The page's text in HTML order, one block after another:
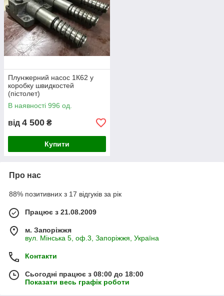
Плунжерний насос 1К62 у
коробку швидкостей
(пістолет)
В наявності 996 од.
від 4 500 ₴
Купити
Про нас
88% позитивних з 17 відгуків за рік
Працює з 21.08.2009
м. Запоріжжя
вул. Мінська 5, оф.3, Запоріжжя, Україна
Контакти
Сьогодні працює з 08:00 до 18:00
Показати весь графік роботи